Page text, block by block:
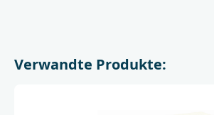
Verwandte Produkte: